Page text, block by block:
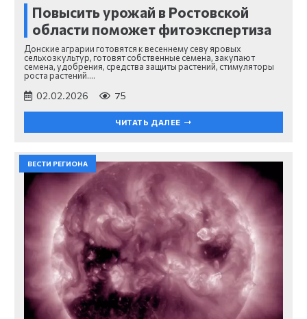
Повысить урожай в Ростовской
области поможет фитоэкспертиза
Донские аграрии готовятся к весеннему севу яровых
сельхозкультур, готовят собственные семена, закупают
семена, удобрения, средства защиты растений, стимуляторы
роста растений.…
02.02.2026 75
ЧИТАТЬ ДАЛЕЕ
ВЕСТИ РЕГИОНА